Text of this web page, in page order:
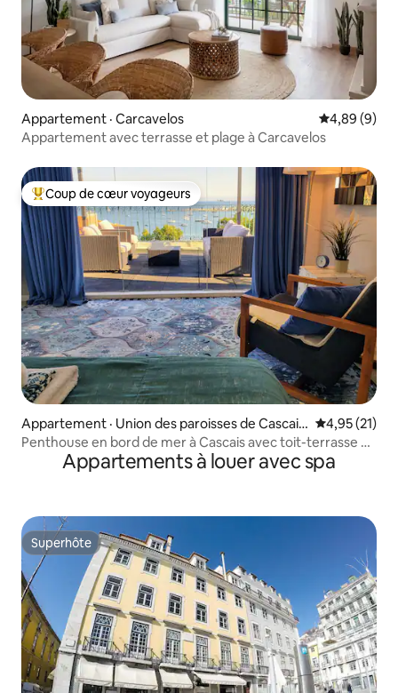
Appartement · Carcavelos Note
4,89 (9)
Appartement avec terrasse et plage à Carcavelos
Coup de cœur voyageurs parmi les plus aimés
Coup de cœur voyageurs
Appartement · Union des paroisses de Cascais
et Estoril
Note
4,95 (21)
Penthouse en bord de mer à Cascais avec toit-terrasse et
piscine spaAppartements à louer avec spa
Superhôte
Superhôte